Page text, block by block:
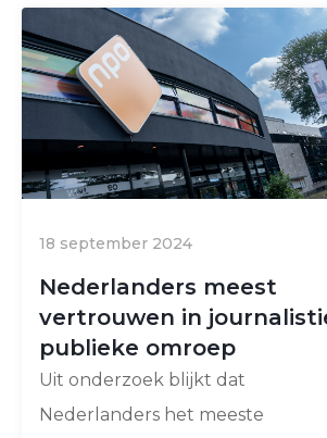
18 september 2024
Nederlanders meest
vertrouwen in
publieke omroep
Uit onderzoek blijkt dat
Nederlanders het meeste